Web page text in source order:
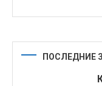
ПОСЛЕДНИЕ